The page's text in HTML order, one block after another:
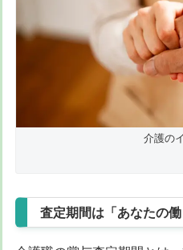
介護の
査定期間は「あなたの